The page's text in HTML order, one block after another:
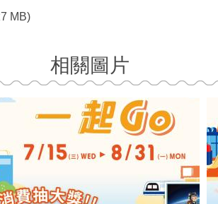
MB)
相關圖片